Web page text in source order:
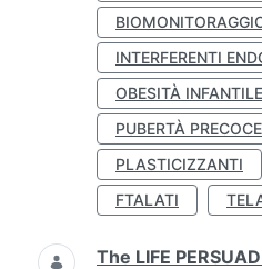
INTERFERENTI
OBESITÀ INFANTILE
PUBERTÀ PRECOCE
PLASTICIZZANTI
FTALATI
The LIFE